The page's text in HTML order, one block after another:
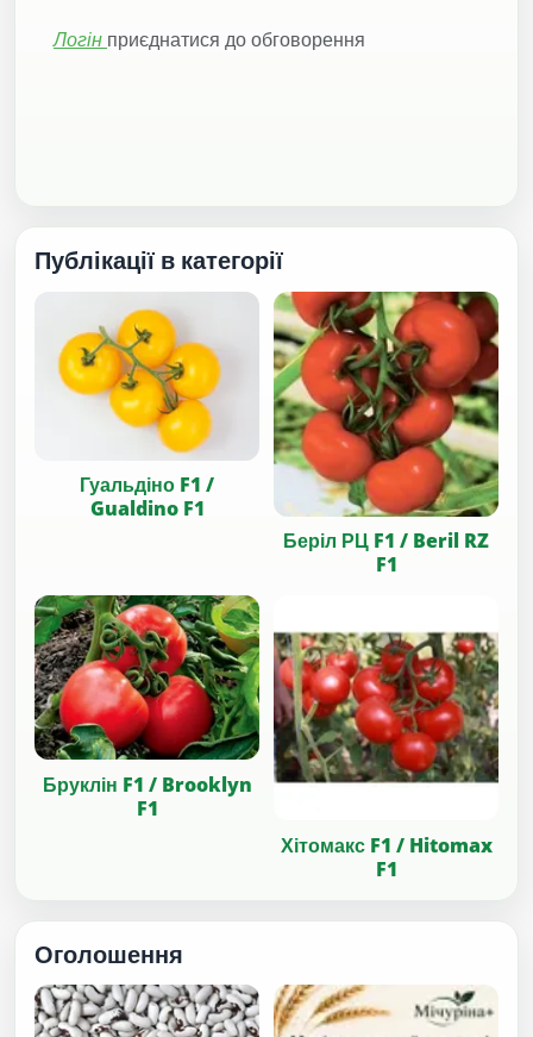
Логін приєднатися до обговорення
Публікації в категорії
Гуальдіно F1 /
Gualdino F1
Беріл РЦ F1 / Beril RZ
F1
Бруклін F1 / Brooklyn
F1
Хітомакс F1 / Hitomax
F1
Оголошення